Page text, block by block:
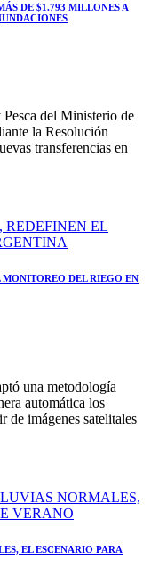
DE $1.793 MILLONES A
del Ministerio de
la Resolución
transferencias en
DEL RIEGO EN
una metodología
automática los
de imágenes satelitales
EL ESCENARIO PARA